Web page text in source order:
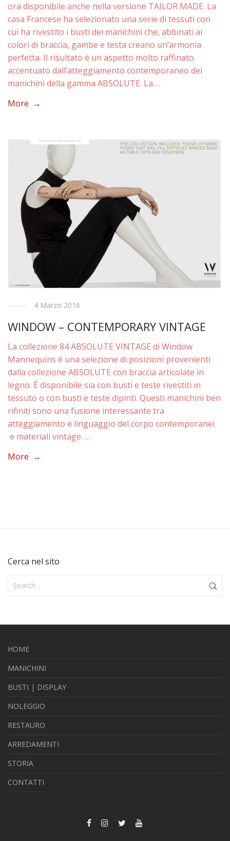
ora disponibile anche nella versione TAILOR MADE. La
casa Francese ha selezionato una serie di tessuti con
cui ha rivestito i busti dei manichini che, abbinati ai
colori di braccia, gambe e testa creano un’armonia
perfetta. Il risultato è un aspetto molto raffinato
accentuato dall’atteggiamento contemporaneo dei
manichini della gamma ABSOLUTE. La …
More →
4 Marzo 2016
WINDOW – CONTEMPORARY VINTAGE
La collezione 84 ABSOLUTE VINTAGE di Window
Mannequins è una selezione di posizioni provenienti
dalla collezione ABSOLUTE con braccia articolate in
legno. È disponibile sia con busti e teste rivestiti in
tessuto o con busti e teste dipinti. Questi manichini ben
rifiniti sono una fusione interessante tra
atteggiamento e linguaggio del corpo contemporanei
e materiali vintage. …
More →
Cerca nel sito
HOME
MANICHINI
BUSTI | DISPLAY
NOLEGGIO
RESTAURO
ARREDAMENTI
STORIA
CONTATTI